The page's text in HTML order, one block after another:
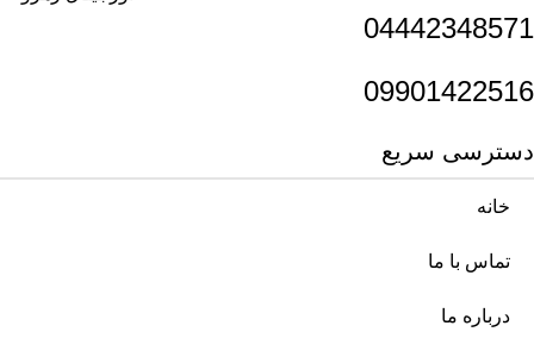
04442348571
09901422516
دسترسی سریع
خانه
تماس با ما
درباره ما